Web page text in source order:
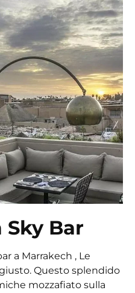
Sky Bar
a Marrakech , Le
Questo splendido
mozzafiato sulla